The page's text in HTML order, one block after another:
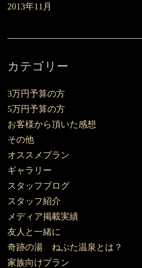
2013年11月
カテゴリー
3万円予算の方
5万円予算の方
お客様から頂いた感想
その他
オススメプラン
ギャラリー
スタッフブログ
スタッフ紹介
メディア掲載実績
友人と一緒に
奇跡の湯 ねぶた温泉とは？
家族向けプラン